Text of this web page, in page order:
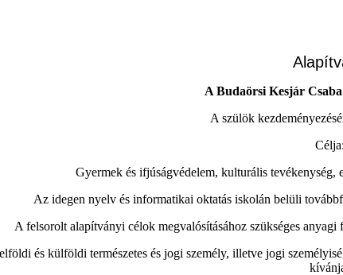
A Budaörsi Kesjár
A szülök
Célja:
Gyermek és ifjúságvédelem, kulturális tevékenység,
Az idegen nyelv és informatikai oktatás iskolán belüli
A felsorolt alapítványi célok megvalósításához szükséges
és külföldi természetes és jogi személy, illetve jogi